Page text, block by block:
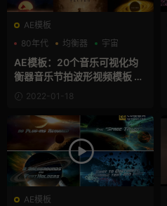
AE模板
80年代
均衡器 宇宙
AE模板：20个音乐可视化均
衡器音乐节拍波形视频模板 Ve
ctro Audio Visualizer
2022-01-18
AE模板